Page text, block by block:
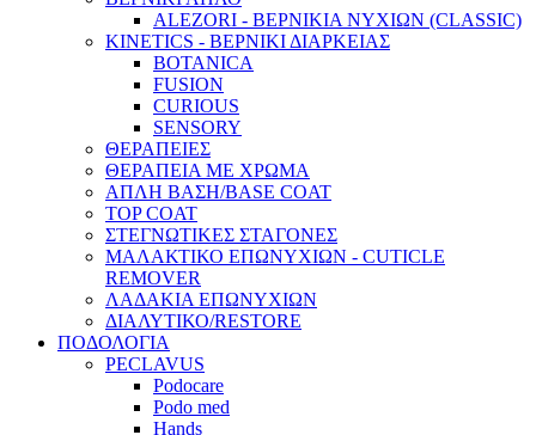
ALEZORI - ΒΕΡΝΙΚΙΑ ΝΥΧΙΩΝ (CLASSIC)
KINETICS - ΒΕΡΝΙΚΙ ΔΙΑΡΚΕΙΑΣ
BOTANICA
FUSION
CURIOUS
SENSORY
ΘΕΡΑΠΕΙΕΣ
ΘΕΡΑΠΕΙΑ ΜΕ ΧΡΩΜΑ
ΑΠΛΗ ΒΑΣΗ/BASE COAT
TOP COAT
ΣΤΕΓΝΩΤΙΚΕΣ ΣΤΑΓΟΝΕΣ
ΜΑΛΑΚΤΙΚΟ ΕΠΩΝΥΧΙΩΝ - CUTICLE
REMOVER
ΛΑΔΑΚΙΑ ΕΠΩΝΥΧΙΩΝ
ΔΙΑΛΥΤΙΚΟ/RESTORE
ΠΟΔΟΛΟΓΙΑ
PECLAVUS
Podocare
Podo med
Hands